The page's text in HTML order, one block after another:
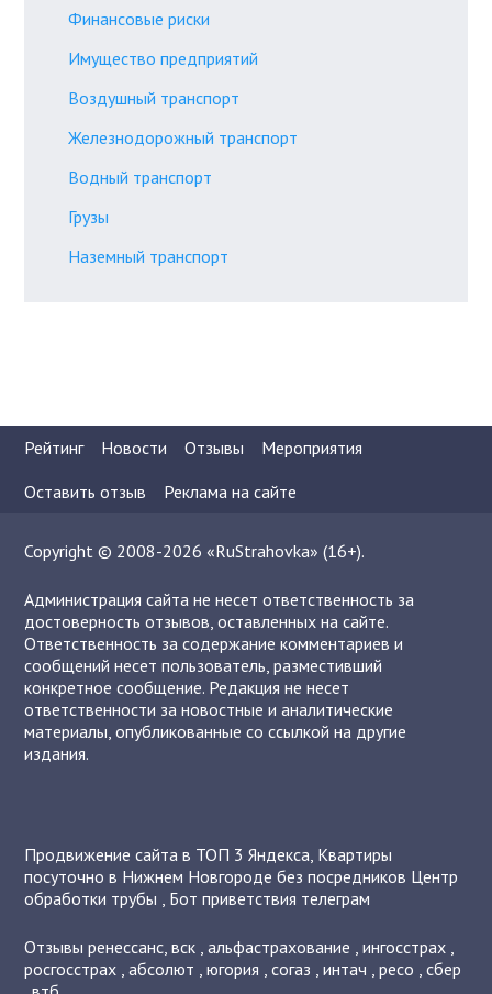
Финансовые риски
Имущество предприятий
Воздушный транспорт
Железнодорожный транспорт
Водный транспорт
Грузы
Наземный транспорт
Рейтинг Новости Отзывы
Мероприятия
Оставить отзыв
Реклама на сайте
Copyright © 2008-2026 «RuStrahovka» (16+).
Администрация сайта не несет ответственность за
достоверность отзывов, оставленных на сайте.
Ответственность за содержание комментариев и
сообщений несет пользователь, разместивший
конкретное сообщение. Редакция не несет
ответственности за новостные и аналитические
материалы, опубликованные со ссылкой на другие
издания.
Продвижение сайта в ТОП 3 Яндекса Квартиры
посуточно в Нижнем Новгороде без посредников Центр
обработки трубы
Бот приветствия телеграм
Отзывыренессанс ,вск ,альфастрахование ,ингосстрах
росгосстрах ,абсолют ,югория ,согаз ,интач ,ресо ,сбер